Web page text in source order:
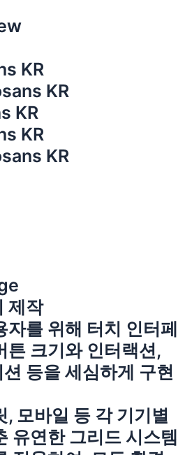
KR
KR
KR
KR
KR
제작
자를 위해 터치 인터페
튼 크기와 인터랙션,
등을 세심하게 구현
, 모바일 등 각 기기별
유연한 그리드 시스템